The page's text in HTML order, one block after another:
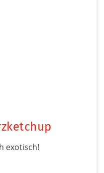
exotisch!